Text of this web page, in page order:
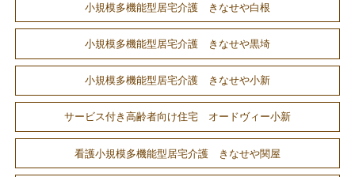
小規模多機能型居宅介護 きなせや白根
小規模多機能型居宅介護 きなせや黒埼
小規模多機能型居宅介護 きなせや小新
サービス付き高齢者向け住宅 オードヴィー小新
看護小規模多機能型居宅介護 きなせや関屋